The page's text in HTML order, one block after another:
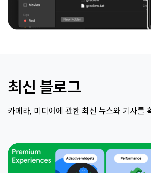
최신 블로그
카메라, 미디어에 관한 최신 뉴스와 기사를